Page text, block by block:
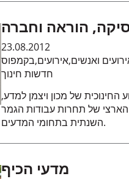
הוראה וחברה
23.08.2012
ואנשים,אירועים,בקמפוס
חדשות חינוך
החינוכית של מכון ויצמן למדע,
של תחרות עבודות הגמר
השנתית בתחומי המדעים.
מדעי הכיף